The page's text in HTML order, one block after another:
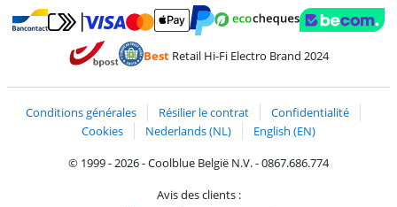
Payer avec Bancontact
Payer avec MasterCard et Visa via ClickToPay
Payer avec PayPal
BestRetail Hi-Fi Electro Brand 2024
Conditions générales Résilier le contrat
Confidentialité
Cookies
Nederlands (NL)
English (EN)
© 1999 - 2026 - Coolblue België N.V. - 0867.686.774
Avis des clients :